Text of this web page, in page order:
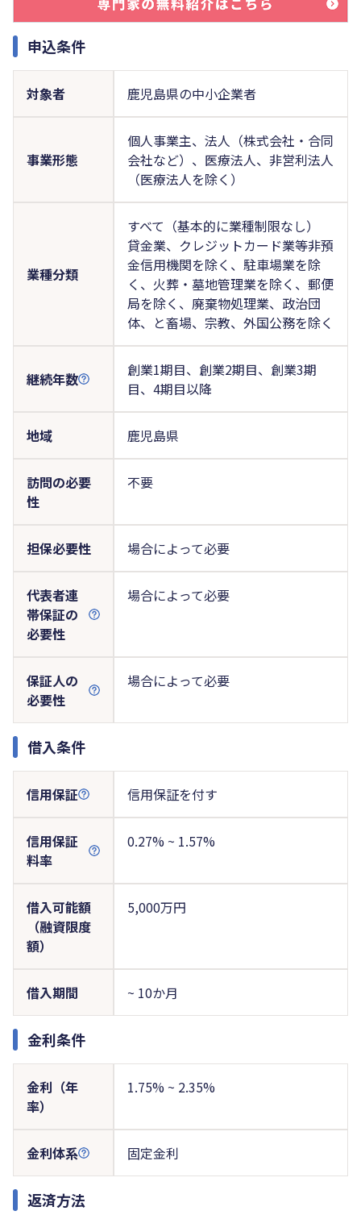
申込条件
対象者 鹿児島県の中小企業者
事業形態
個人事業主、法人（株式会社・合同
会社など）、医療法人、非営利法人
（医療法人を除く）
業種分類
すべて（基本的に業種制限なし）
貸金業、クレジットカード業等非預
金信用機関を除く、駐車場業を除
く、火葬・墓地管理業を除く、郵便
局を除く、廃棄物処理業、政治団
体、と畜場、宗教、外国公務を除く
継続年数
創業1期目、創業2期目、創業3期
目、4期目以降
地域 鹿児島県
訪問の必要
性
不要
担保必要性 場合によって必要
代表者連
帯保証の
必要性
場合によって必要
保証人の
必要性
場合によって必要
借入条件
信用保証 信用保証を付す
信用保証
料率
0.27% ~ 1.57%
借入可能額
（融資限度
額）
5,000万円
借入期間 ~ 10か月
金利条件
金利（年
率）
1.75% ~ 2.35%
金利体系 固定金利
返済方法